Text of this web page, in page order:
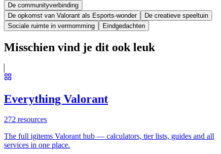
De communityverbinding
De opkomst van Valorant als Esports-wonder
De creatieve speeltuin
Sociale ruimte in vermomming
Eindgedachten
Misschien vind je dit ook leuk
Everything Valorant
272 resources
The full igitems Valorant hub — calculators, tier lists, guides and all
services in one place.